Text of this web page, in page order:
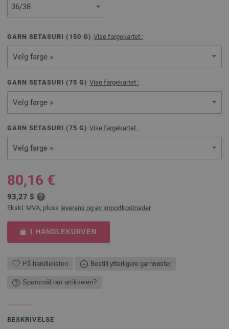
GARN SETASURI ( 150 G) Vise fargekartet :
Velg farge »
GARN SETASURI (75 G) Vise fargekartet :
Velg farge »
GARN SETASURI (75 G) Vise fargekartet :
Velg farge »
80,16 €
93,27 $
Ekskl. MVA, pluss leverans og ev importkostnader
I HANDLEKURVEN
På handlelisten Bestill ytterligere garnnøster
Spørsmål om artikkelen?
BESKRIVELSE